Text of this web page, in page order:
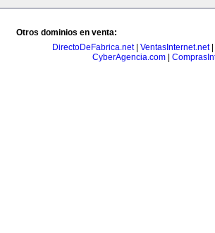
Otros dominios en venta:
DirectoDeFabrica.net| VentasInternet.net|
CyberAgencia.com